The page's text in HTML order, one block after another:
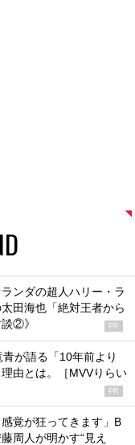
ンダの超人ハリー・ラ
田海也「絶対王者から
②》
PR
が語る「10年前より
由とは。［MVVりらい
PR
覚が狂ってきます」B
周人が明かす“見え